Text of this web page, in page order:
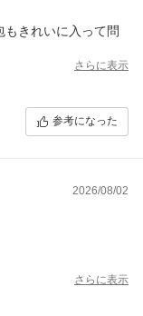
きれいに入って問
さらに表示
参考になった
2026/08/02
さらに表示